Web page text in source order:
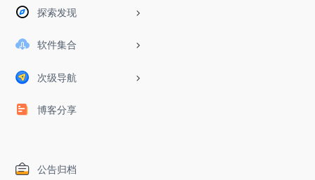
探索发现
软件集合
次级导航
博客分享
公告归档